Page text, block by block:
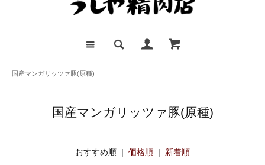
国産マンガリッツァ豚(原種)
国産マンガリッツァ豚(原種)
おすすめ順 | 価格順 | 新着順